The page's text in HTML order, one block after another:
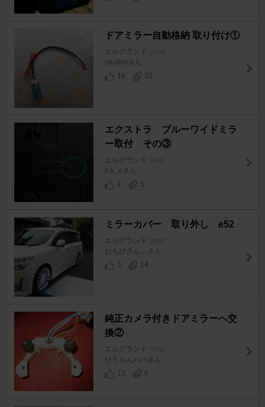
ドアミラー自動格納 取り付け①
エルグランド [E52]
ryu@mさん
16
20
エクストラ ブルーワイドミラ
ー取付 その③
エルグランド [E52]
h.k_oさん
1
5
ミラーカバー 取り外し e52
エルグランド [E52]
おちびさん。さん
3
14
純正カメラ付きドアミラーへ交
換②
エルグランド [E52]
ひろもんパパさん
13
6